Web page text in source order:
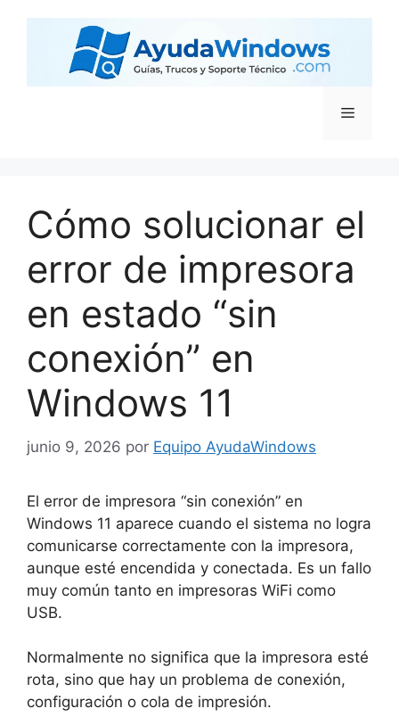
Cómo solucionar el
error de impresora
en estado “sin
conexión” en
Windows 11
junio 9, 2026 por Equipo AyudaWindows
El error de impresora “sin conexión” en
Windows 11 aparece cuando el sistema no logra
comunicarse correctamente con la impresora,
aunque esté encendida y conectada. Es un fallo
muy común tanto en impresoras WiFi como
USB.
Normalmente no significa que la impresora esté
rota, sino que hay un problema de conexión,
configuración o cola de impresión.